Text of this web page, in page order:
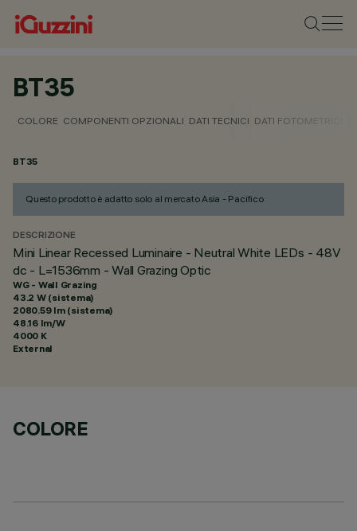
BT35
COLORE COMPONENTI OPZIONALI DATI TECNICI DATI FOTOMETRICI
BT35
Questo prodotto è adatto solo al mercato Asia - Pacifico
DESCRIZIONE
Mini Linear Recessed Luminaire - Neutral White LEDs - 48V
dc - L=1536mm - Wall Grazing Optic
WG - Wall Grazing
43.2 W (sistema)
2080.59 lm (sistema)
48.16 lm/W
4000 K
External
COLORE